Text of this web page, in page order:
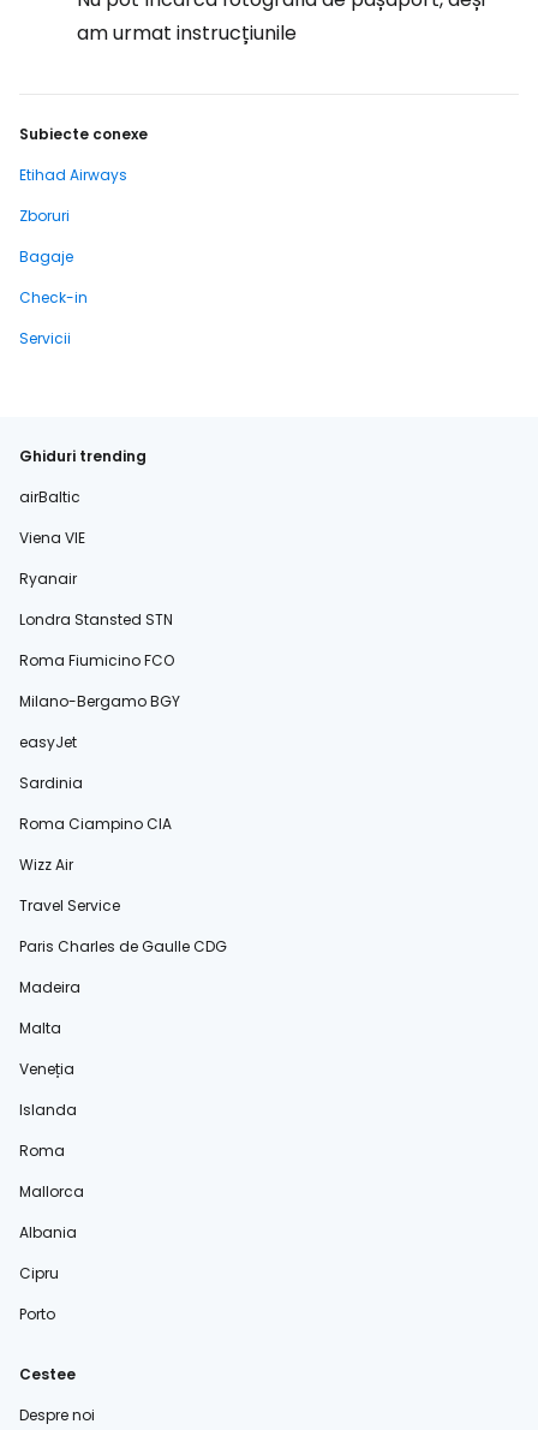
am urmat instrucțiunile
Subiecte conexe
Etihad Airways
Zboruri
Bagaje
Check-in
Servicii
Ghiduri trending
airBaltic
Viena VIE
Ryanair
Londra Stansted STN
Roma Fiumicino FCO
Milano-Bergamo BGY
easyJet
Sardinia
Roma Ciampino CIA
Wizz Air
Travel Service
Paris Charles de Gaulle CDG
Madeira
Malta
Veneția
Islanda
Roma
Mallorca
Albania
Cipru
Porto
Cestee
Despre noi